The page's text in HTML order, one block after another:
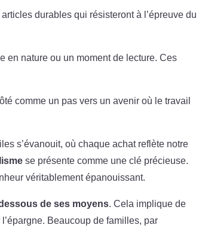
durables qui résisteront à l’épreuve du
en nature ou un moment de lecture. Ces
comme un pas vers un avenir où le travail
s’évanouit, où chaque achat reflète notre
se présente comme une clé précieuse.
véritablement épanouissant.
de ses moyens. Cela implique de
Beaucoup de familles, par